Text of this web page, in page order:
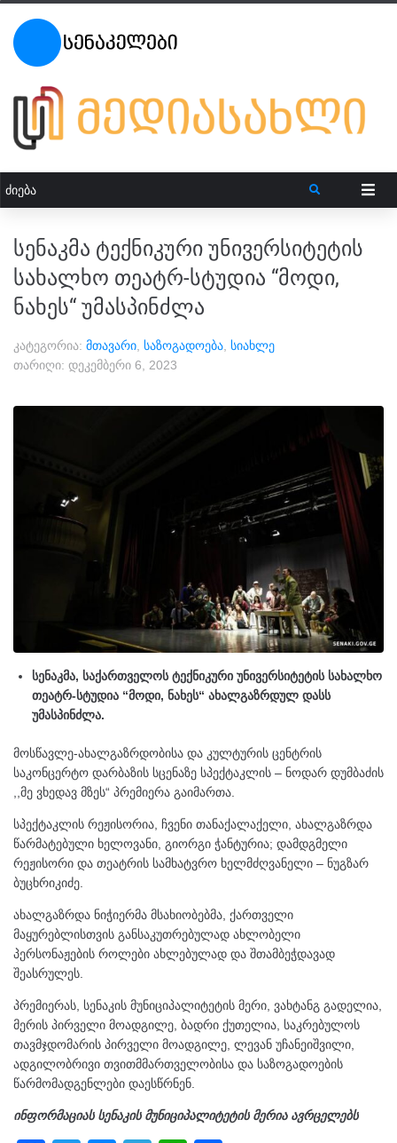
სენაკმა ტექნიკური უნივერსიტეტის
სახალხო თეატრ-სტუდია “მოდი,
ნახეს“ უმასპინძლა
კატეგორია: მთავარი საზოგადოება სიახლე
თარიღი: დეკემბერი 6, 2023
სენაკმა, საქართველოს ტექნიკური უნივერსიტეტის სახალხო
თეატრ-სტუდია “მოდი, ნახეს“ ახალგაზრდულ დასს
უმასპინძლა.
მოსწავლე-ახალგაზრდობისა და კულტურის ცენტრის
საკონცერტო დარბაზის სცენაზე სპექტაკლის – ნოდარ დუმბაძის
,,მე ვხედავ მზეს“ პრემიერა გაიმართა.
სპექტაკლის რეჟისორია, ჩვენი თანაქალაქელი, ახალგაზრდა
წარმატებული ხელოვანი, გიორგი ჭანტურია; დამდგმელი
რეჟისორი და თეატრის სამხატვრო ხელმძღვანელი – ნუგზარ
ბუცხრიკიძე.
ახალგაზრდა ნიჭიერმა მსახიობებმა, ქართველი
მაყურებლისთვის განსაკუთრებულად ახლობელი
პერსონაჟების როლები ახლებულად და შთამბეჭდავად
შეასრულეს.
პრემიერას, სენაკის მუნიციპალიტეტის მერი, ვახტანგ გადელია,
მერის პირველი მოადგილე, ბადრი ქუთელია, საკრებულოს
თავმჯდომარის პირველი მოადგილე, ლევან უჩანეიშვილი,
ადგილობრივი თვითმმართველობისა და საზოგადოების
წარმომადგენლები დაესწრნენ.
ინფორმაციას სენაკის მუნიციპალიტეტის მერია ავრცელებს